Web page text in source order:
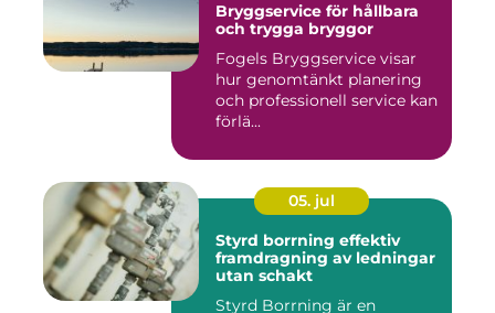
Bryggservice för hållbara
och trygga bryggor
Fogels Bryggservice visar
hur genomtänkt planering
och professionell service kan
förlä...
05. jul
Styrd borrning effektiv
framdragning av ledningar
utan schakt
Styrd Borrning är en